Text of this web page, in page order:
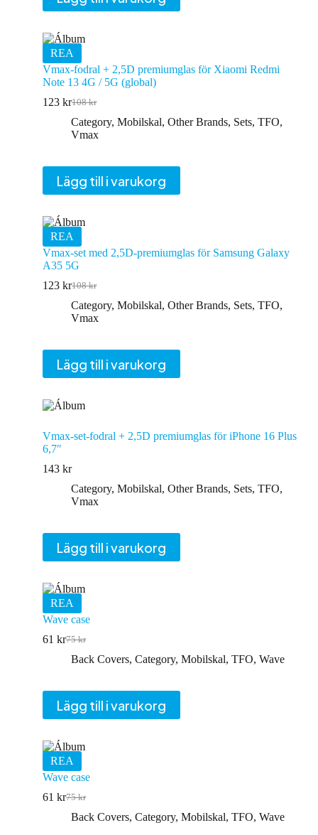
REA
Vmax-fodral + 2,5D premiumglas för Xiaomi Redmi
Note 13 4G / 5G (global)
108kr
Det
ursprungliga
priset
123 krDet
nuvarande
priset
Category, Mobilskal, Other Brands, Sets, TFO,
Vmax
Lägg till i varukorg
REA
Vmax-set med 2,5D-premiumglas för Samsung Galaxy
A35 5G
108kr
Det
ursprungliga
priset
123 krDet
nuvarande
priset
Category, Mobilskal, Other Brands, Sets, TFO,
Vmax
Lägg till i varukorg
Vmax-set-fodral + 2,5D premiumglas för iPhone 16 Plus
6,7″
143 kr
Category, Mobilskal, Other Brands, Sets, TFO,
Vmax
Lägg till i varukorg
REA
Wave case
75kr
Det
ursprungliga
61 krDet
nuvarande
Back Covers, Category, Mobilskal, TFO, Wave
Lägg till i varukorg
REA
Wave case
75kr
Det
ursprungliga
61 krDet
nuvarande
Back Covers, Category, Mobilskal, TFO, Wave